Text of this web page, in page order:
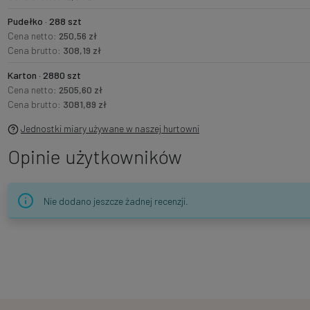
Pudełko · 288 szt
Cena netto: 250,56 zł
Cena brutto: 308,19 zł
Karton · 2880 szt
Cena netto: 2505,60 zł
Cena brutto: 3081,89 zł
Jednostki miary używane w naszej hurtowni
Opinie użytkowników
Nie dodano jeszcze żadnej recenzji.